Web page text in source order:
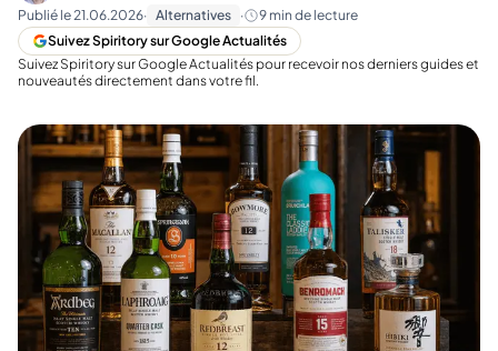
Publié le21.06.2026· Alternatives · 9 min de lecture
Suivez Spiritory sur Google Actualités
Suivez Spiritory sur Google Actualités pour recevoir nos derniers guides et
nouveautés directement dans votre fil.